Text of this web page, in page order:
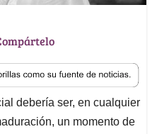
debería ser, en cualquier
un momento de